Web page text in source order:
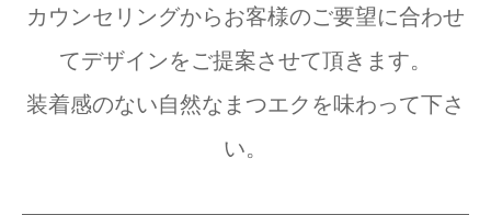
カウンセリングからお客様のご要望に合わせ
てデザインをご提案させて頂きます。
装着感のない自然なまつエクを味わって下さ
い。